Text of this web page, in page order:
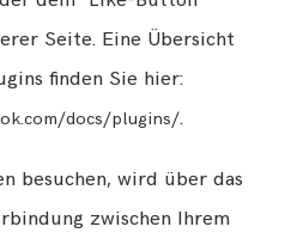
Seite. Eine Übersicht
finden Sie hier:
docs/plugins/.
besuchen, wird über das
zwischen Ihrem